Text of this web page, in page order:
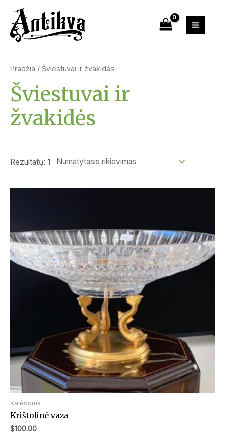
Pradžia / Šviestuvai ir žvakidės
Šviestuvai ir
žvakidės
Rezultatų: 1
Kalėdoms
Krištolinė vaza
$100.00